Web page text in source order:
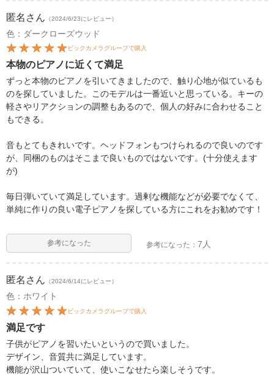
匿名 さん （2024/6/23にレビュー）
色：ダークローズウッド
ビックカメラグループで購入
本物のピアノに近くて満足
ずっと本物のピアノを引いてきましたので、触り心地が似ているも
のを探していました。このモデルは一番近いと思っている。キーの
軽さやリアクションの調整もあるので、個人の好みに合わせること
もできる。
音もとてもきれいです。ヘッドフォンもつけられるので良いのです
が、同梱のものはそこまで良いものではないです。(十分使えます
が)
毎日弾いていて満足しています。過剰な機能などが必要でなくて、
単純に作りの良い電子ピアノを探している方にこれをお勧めです！
参考になった 参考になった： 7人
匿名 さん （2024/6/14にレビュー）
色：ホワイト
ビックカメラグループで購入
満足です
子供がピアノを習いたいというので買いました。
デザイン、音質共に満足しています。
機能が沢山ついていて、使いこなせたら楽しそうです。